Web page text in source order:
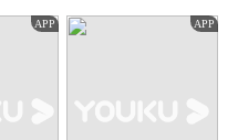
APP APP